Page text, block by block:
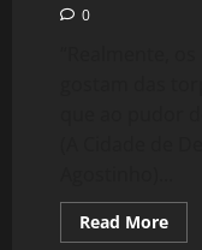
0
Read MoreRead
more